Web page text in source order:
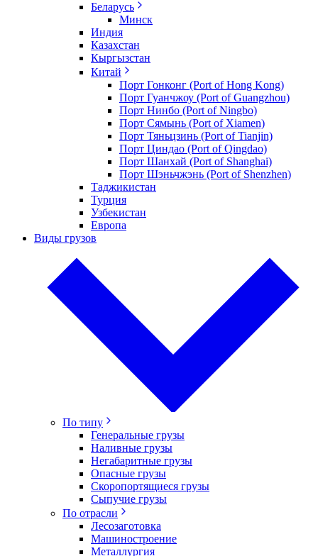
Беларусь
Минск
Индия
Казахстан
Кыргызстан
Китай
Порт Гонконг (Port of Hong Kong)
Порт Гуанчжоу (Port of Guangzhou)
Порт Нинбо (Port of Ningbo)
Порт Сямынь (Port of Xiamen)
Порт Тяньцзинь (Port of Tianjin)
Порт Циндао (Port of Qingdao)
Порт Шанхай (Port of Shanghai)
Порт Шэньчжэнь (Port of Shenzhen)
Таджикистан
Турция
Узбекистан
Европа
Виды грузов
По типу
Генеральные грузы
Наливные грузы
Негабаритные грузы
Опасные грузы
Скоропортящиеся грузы
Сыпучие грузы
По отрасли
Лесозаготовка
Машиностроение
Металлургия